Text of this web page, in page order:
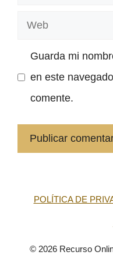
Web
Guarda mi
en este
comente.
POLÍTICA DE
© 2026 Recurso